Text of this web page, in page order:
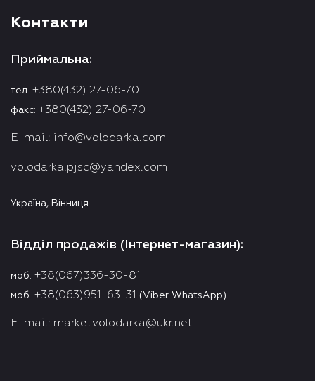
Контакти
Приймальна:
тел. +380(432) 27-06-70
факс: +380(432) 27-06-70
E-mail: info@volodarka.com
volodarka.pjsc@yandex.com
Україна, Вінниця.
Відділ продажів (Інтернет-магазин):
моб. +38(067)336-30-81
моб. +38(063)951-63-31 (Viber WhatsApp)
E-mail: marketvolodarka@ukr.net